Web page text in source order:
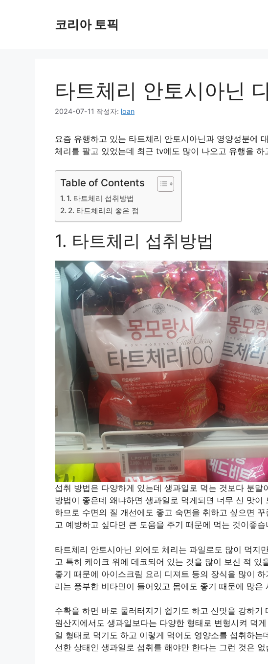
코리아 토픽
타트체리 안토시아닌
2024-07-11 작성자: loan
요즘 유행하고 있는 타트체리 안토시아닌과 영양성분에
체리를 팔고 있었는데 최근 tv에도 많이 나오고 유행을 하
Table of Contents
1. 타트체리 섭취방법
2. 타트체리의 좋은 점
1. 타트체리 섭취방법
섭취 방법은 다양하게 있는데 생과일로 먹는 것보다 분
방법이 좋은데 왜냐하면 생과일로 먹게되면 너무 신 맛
하므로 수면의 질 개선에도 좋고 숙면을 취하고 싶으면
고 예방하고 싶다면 큰 도움을 주기 때문에 먹는 것이좋습
타트체리 안토시아닌 외에도 체리는 과일로도 많이 먹지
고 특히 케이크 위에 데코되어 있는 것을 많이 보신 적 있
좋기 때문에 아이스크림 요리 디져트 등의 장식을 많이
리는 풍부한 비타민이 들어있고 몸에도 좋기 때문에 많은
수확을 하면 바로 물러터지기 쉽기도 하고 신맛을 강하
원산지에서도 생과일보다는 다양한 형태로 변형시켜 먹
일 형태로 먹기도 하고 이렇게 먹어도 영양소를 섭취하는
선한 상태인 생과일로 섭취를 해야만 한다는 그런 것은 없